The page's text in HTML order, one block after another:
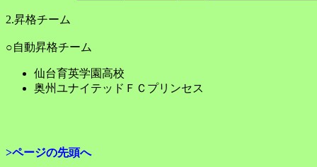
2.昇格チーム
○自動昇格チーム
仙台育英学園高校
奥州ユナイテッドＦＣプリンセス
>ページの先頭へ